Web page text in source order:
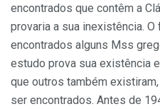
encontrados que contêm a
provaria a sua inexistência.
encontrados alguns Mss
estudo prova sua existência
que outros também
ser encontrados. Antes de